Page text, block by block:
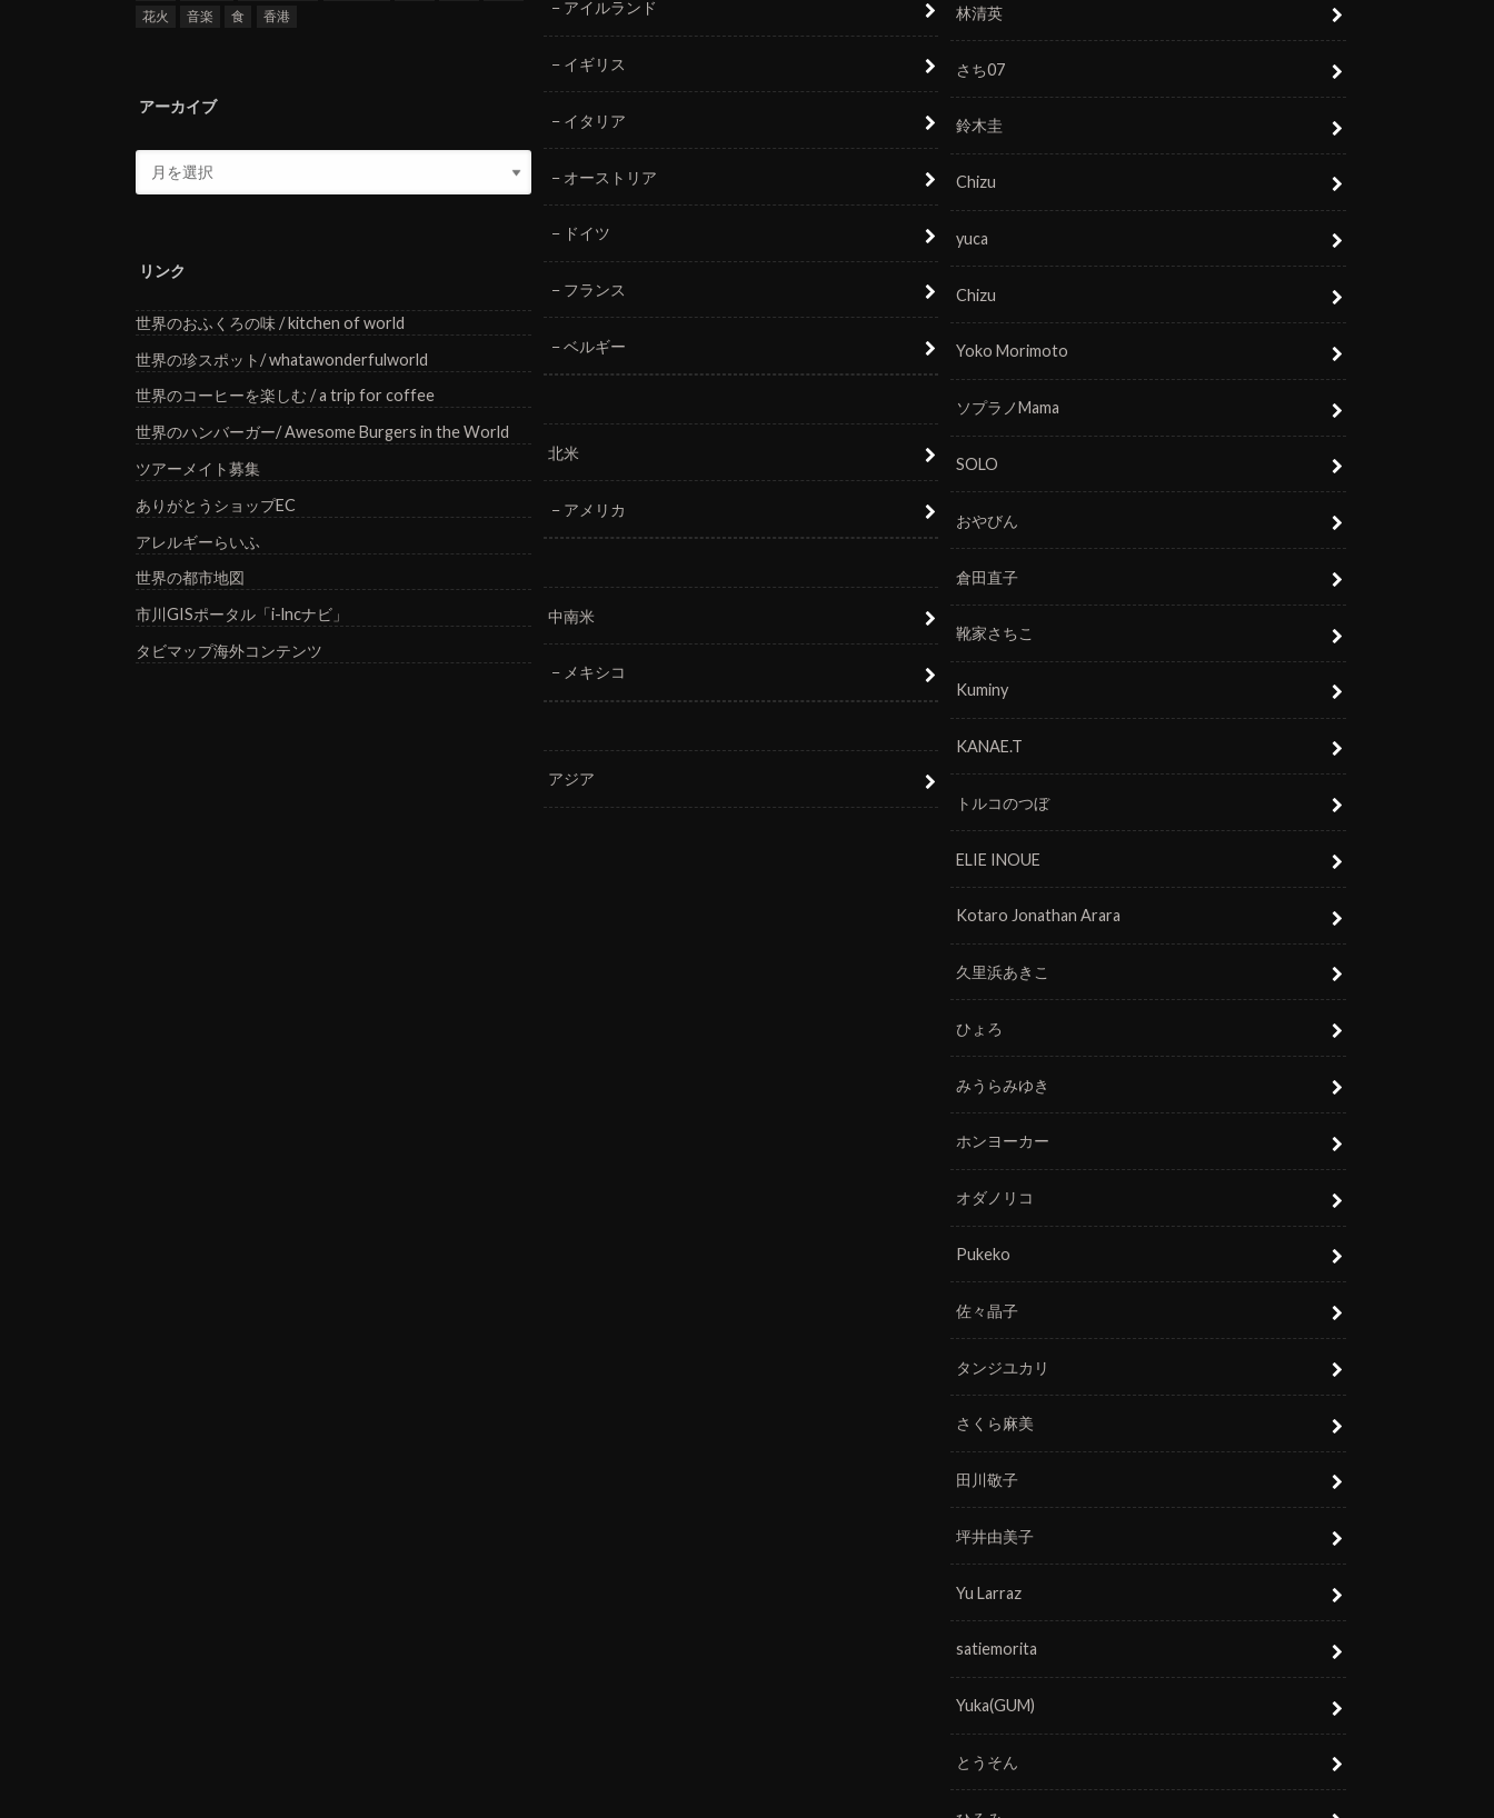
花火
音楽 食 香港
アーカイブ
リンク
世界のおふくろの味 / kitchen of world
世界の珍スポット/ whatawonderfulworld
世界のコーヒーを楽しむ / a trip for coffee
世界のハンバーガー/ Awesome Burgers in the World
ツアーメイト募集
ありがとうショップEC
アレルギーらいふ
世界の都市地図
市川GISポータル「i-lncナビ」
タビマップ海外コンテンツ
アイルランド
イギリス
イタリア
オーストリア
ドイツ
フランス
ベルギー
北米
アメリカ
中南米
メキシコ
アジア
林清英
さち07
鈴木圭
Chizu
yuca
Chizu
Yoko Morimoto
ソプラノMama
SOLO
おやびん
倉田直子
靴家さちこ
Kuminy
KANAE.T
トルコのつぼ
ELIE INOUE
Kotaro Jonathan Arara
久里浜あきこ
ひょろ
みうらみゆき
ホンヨーカー
オダノリコ
Pukeko
佐々晶子
タンジユカリ
さくら麻美
田川敬子
坪井由美子
Yu Larraz
satiemorita
Yuka(GUM)
とうそん